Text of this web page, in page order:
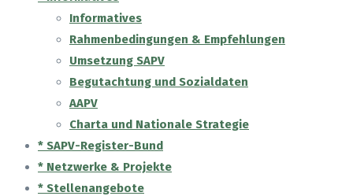
Informatives
Rahmenbedingungen & Empfehlungen
Umsetzung SAPV
Begutachtung und Sozialdaten
AAPV
Charta und Nationale Strategie
* SAPV-Register-Bund
* Netzwerke & Projekte
* Stellenangebote